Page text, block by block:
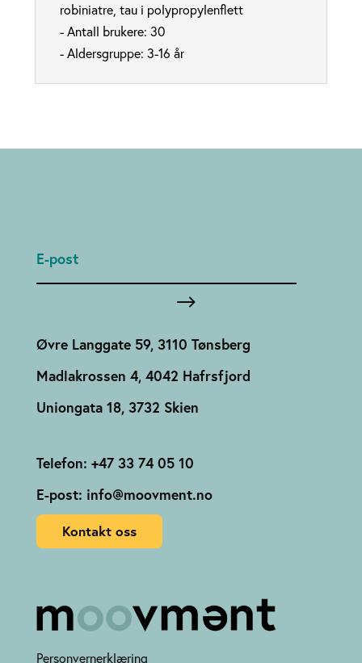
robiniatre, tau i polypropylenflett
- Antall brukere: 30
- Aldersgruppe: 3-16 år
Øvre Langgate 59, 3110 Tønsberg
Madlakrossen 4, 4042 Hafrsfjord
Uniongata 18, 3732 Skien
Telefon: +47 33 74 05 10
E-post: info@moovment.no
Kontakt oss
Personvernerklæring